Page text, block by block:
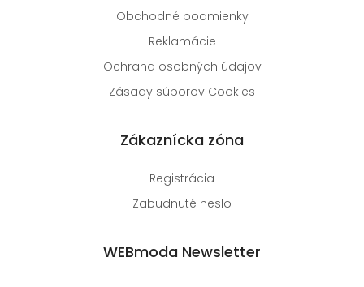
Obchodné podmienky
Reklamácie
Ochrana osobných údajov
Zásady súborov Cookies
Zákaznícka zóna
Registrácia
Zabudnuté heslo
WEBmoda Newsletter